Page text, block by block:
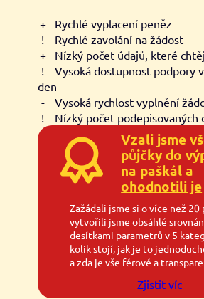
+
Rychlé vyplacení peněz
!
Rychlé zavolání na žádost
+
Nízký počet údajů, které
!
Vysoká dostupnost podpory
den
-
Vysoká rychlost vyplnění
!
Nízký počet podepisovaných
Vzali jsme
půjčky do
na paškál a
ohodnotili je
Zažádali jsme si o více než 20
vytvořili jsme obsáhlé
desítkami parametrů v 5
kolik stojí, jak je to
a zda je vše férové a
Zjistit víc